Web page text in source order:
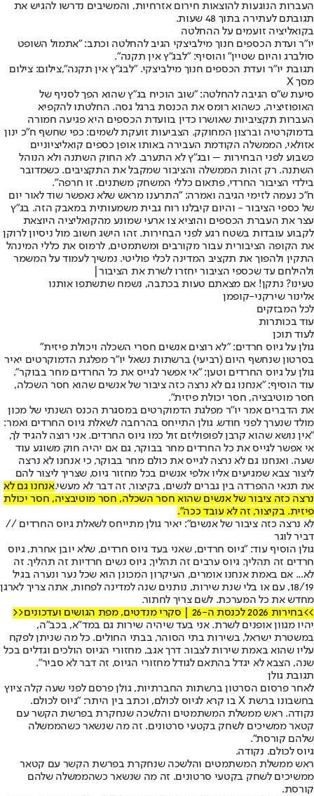
העברות הנוגעות להוצאות חירום אזרחיות, והמשיבים נדרשו להגיש את
תגובתם לעתירה בתוך 48 שעות.
בקואליציה זועמים על ההחלטה
יו"ר ועדת הכספים חנוך מילביצקי הגיב להחלטה וכתב: "אתמול השופט
סולברג והיום שטיין" והוסיף: "לבג"ץ אין תקנה".
תגובת יו"ר ועדת הכספים חנוך מילביצקי. "לבג"ץ אין תקנה",צילום: צילום
מסך X
סיעת ש״ס הגיבה להחלטה: "שוב הוכיח בג״ץ שהוא הפך לסניף של
האופוזיציה, כשהוא רומס את הכנסת ברגל גסה. החלטתו להקפיא
העברות תקציביות שאושרו כדין בוועדת הכספים היא פגיעה חמורה
בדמוקרטיה וברצון המחוקק. הצביעות זועקת לשמים: כפי שחשף ח״כ ינון
אזולאי, הממשלה הקודמת העבירה באותו אופן כספים קואליציוניים
כשבוע לפני הבחירות – ובג״ץ לא התערב. לא החוק השתנה ולא הנוהל
השתנה. רק זהות הממשלה והציבור שמקבל את התקציבים. כשמדובר
בילדי הציבור החרדי, פתאום כללי המשחק משתנים. זו חרפה".
ח"כ נעמה לזימי הגיבה ואמרה: "התרענו מראש שלא נאפשר שוד לאור יום
של כספי הציבור - והיום קיבלנו רוח גבית משמעותית במאבק הזה. בג"ץ
עצר את העברת הכספים והוציא צו ארעי שמונע מהקואליציה היוצאת
לקבוע עובדות בשטח רגע לפני הבחירות. זהו הישג חשוב מול ניסיון לרוקן
את הקופה הציבורית עבור מקורבים ומשתמטים, לרמוס את כללי המינהל
התקין ולהפוך את תקציב המדינה לכלי פוליטי. נמשיך לעמוד על המשמר
ולהילחם עד שכספי הציבור יחזרו לשרת את הציבור|
טעינו? נתקן! אם מצאתם טעות בכתבה, נשמח שתשתפו אותנו
אלינור שירקני-קופמן
לכל המבזקים
עוד בכותרות
לעוד תוכן
גולן על גיוס חרדים: "לא רוצים אנשים חסרי השכלה ויכולת פיזית"
בסרטון שנחשף היום (רביעי) ברשתות נשאל יו"ר מפלגת הדמוקרטים יאיר
גולן על גיוס החרדים וטען: "אי אפשר לגייס את כל החרדים מחר בבוקר".
עוד הוסיף: "אנחנו גם לא נרצה כזה ציבור של אנשים שהוא חסר השכלה,
חסר מוטיבציה, חסר יכולת פיזית".
את הדברים אמר יו"ר מפלגת הדמוקרטים במסגרת הכנס השנתי של מכון
מולד שנערך לפני חודש. גולן התייחס בהרחבה לשאלת גיוס החרדים ואמר:
"אין נושא שהוא קרבן לפופוליזם זול כמו גיוס החרדים. אני רוצה להגיד לך,
אי אפשר לגייס את כל החרדים מחר בבוקר, גם אם יהיה חוק משוגע עוד
שעה. ואנחנו גם לא נרצה לגייס את כולם מחר בבוקר, כי אנחנו לא נרצה
ליצור צבא שמגיעים אליו אלפי אנשים בכל מחזור גיוס, שצריך ליצור להם
את תנאי ההפרדה בין גברים לנשים, בקיצור, זה דבר לא מעשי.אנחנו גם לא
נרצה כזה ציבור של אנשים שהוא חסר השכלה, חסר מוטיבציה, חסר יכולת
פיזית. בקיצור, זה לא עובד ככה".
לא נרצה כזה ציבור של אנשים": יאיר גולן מתייחס לשאלת גיוס החרדים //
דביר לוגר
גולן הוסיף עוד: "גיוס חרדים, שאני בעד גיוס חרדים, שלא יובן אחרת, גיוס
חרדים זה תהליך. גיוס ערבים זה תהליך, גיוס נשים חרדיות זה תהליך. זה
לא... אם באמת אנחנו אומרים, העיקרון המכונן הוא שכל נער ונערה בגיל
18/19, עם או בלי שנת שירות, נותנים שנה למדינה לפחות, אתה צריך לארגן
מחדש את כל המערכת. לשם צריך לחתור.
>>בחירות 2026 לכנסת ה-26 | סקרי מנדטים, מפת הגושים ועדכונים<<
יהיו מגוון אופנים לשרת. אני בעד שיהיה שירות גם במד"א, בכב"ה,
במשטרת ישראל, בשירות בתי הסוהר, בבתי החולים. כל מה שניתן לפקח
עליו שהוא באמת שירות לצבור. דרך אגב, מחזורי הגיוס הולכים וגדלים בכל
שנה, הצבא לא יגדל בהתאם לגודל מחזורי הגיוס, זה דבר לא סביר".
תגובת גולן
לאחר פרסום הסרטון ברשתות החברתיות, גולן פרסם לפני שעה קלה ציוץ
בחשבונו ברשת X בו קרא לגיוס לכולם, וכתב בין היתר: "גיוס לכולם.
נקודה. ראש ממשלת המשתמטים והלשכה שנחקרת בפרשת הקשר עם
קטאר ממשיכים לשחק בקטעי סרטונים. זה מה שנשאר כשהממשלה
שלהם קורסת".
גיוס לכולם. נקודה.
ראש ממשלת המשתמטים והלשכה שנחקרת בפרשת הקשר עם קטאר
ממשיכים לשחק בקטעי סרטונים. זה מה שנשאר כשהממשלה שלהם
קורסת.